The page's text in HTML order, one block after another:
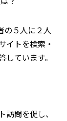
の５人に２人
イトを検索・
ています。
問を促し、